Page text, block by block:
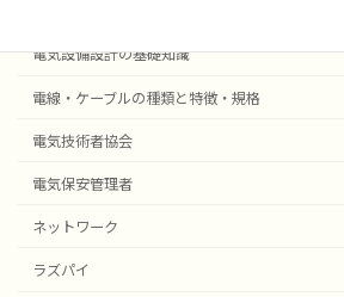
電気設備設計の基礎知識
電線・ケーブルの種類と特徴・規格
電気技術者協会
電気保安管理者
ネットワーク
ラズパイ